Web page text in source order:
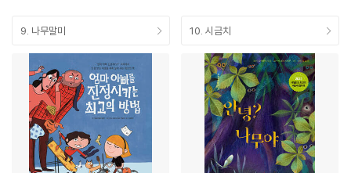
9. 나무말미 10. 시금치